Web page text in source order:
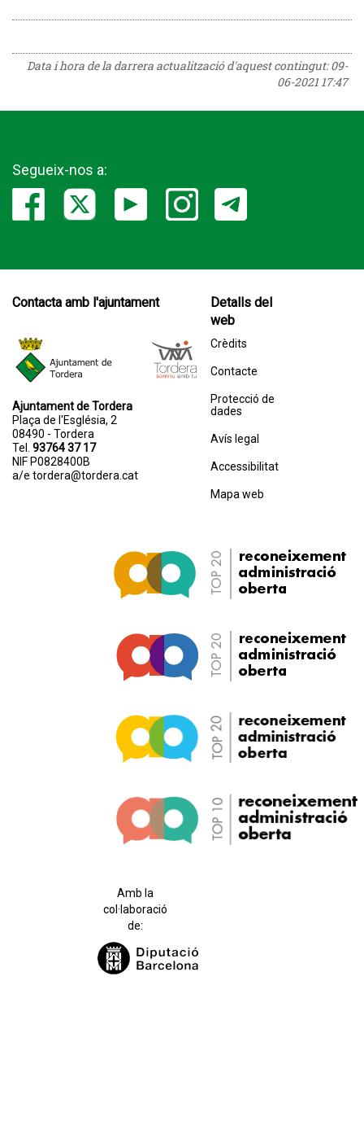
Data i hora de la darrera actualització d'aquest contingut:09-
06-2021 17:47
Segueix-nos a:
Contacta amb l'ajuntament
Ajuntament de Tordera
Plaça de l'Església, 2
08490 - Tordera
Tel. 93764 37 17
NIF P0828400B
a/e tordera@tordera.cat
Detalls del
web
Crèdits
Contacte
Protecció de
dades
Avís legal
Accessibilitat
Mapa web
Amb la
col·laboració
de: